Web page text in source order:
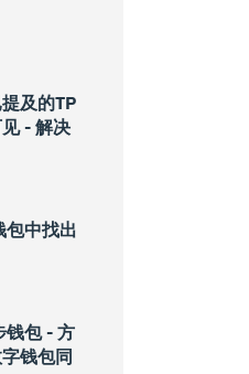
及的TP
- 解决
包中找出
钱包 - 方
钱包同